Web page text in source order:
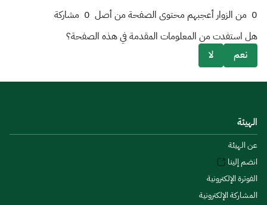
0 من الزوار أعجبهم محتوى الصفحة من أصل 0 مشاركة
هل استفدت من المعلومات المقدمة في هذه الصفحة؟
نعم
لا
الهيئة
عن الهيئة
انضم إلينا
الفوترة الإلكترونية
المشاركة الإلكترونية